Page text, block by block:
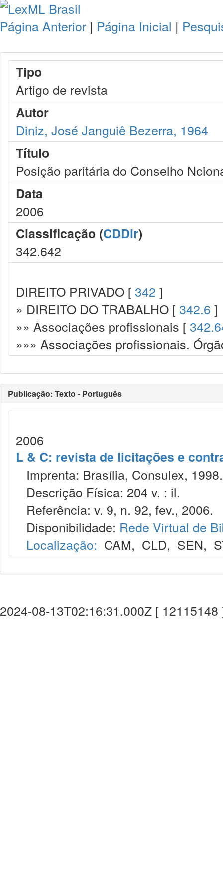
Página Anterior | Página Inicial |
Tipo
Artigo de revista
Autor
Diniz, José Janguiê Bezerra, 1964
Título
Posição paritária do Conselho
Data
2006
Classificação (CDDir)
342.642
DIREITO PRIVADO [ 342 ]
» DIREITO DO TRABALHO [ 342.6 ]
»» Associações profissionais [
»»» Associações profissionais.
Publicação: Texto - Português
2006
L & C: revista de licitações e
Imprenta: Brasília, Consulex, 1998.
Descrição Física: 204 v. : il.
Referência: v. 9, n. 92, fev., 2006.
Disponibilidade: Rede Virtual de
Localização: CAM, CLD, SEN,
2024-08-13T02:16:31.000Z [ 12115148